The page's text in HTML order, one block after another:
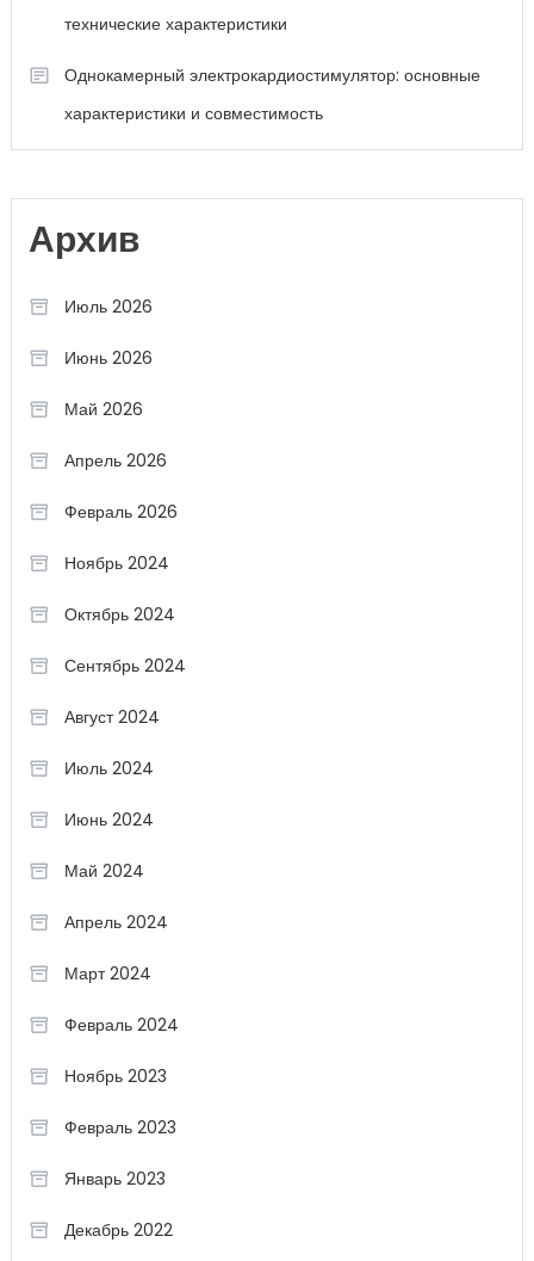
технические характеристики
Однокамерный электрокардиостимулятор: основные
характеристики и совместимость
Архив
Июль 2026
Июнь 2026
Май 2026
Апрель 2026
Февраль 2026
Ноябрь 2024
Октябрь 2024
Сентябрь 2024
Август 2024
Июль 2024
Июнь 2024
Май 2024
Апрель 2024
Март 2024
Февраль 2024
Ноябрь 2023
Февраль 2023
Январь 2023
Декабрь 2022